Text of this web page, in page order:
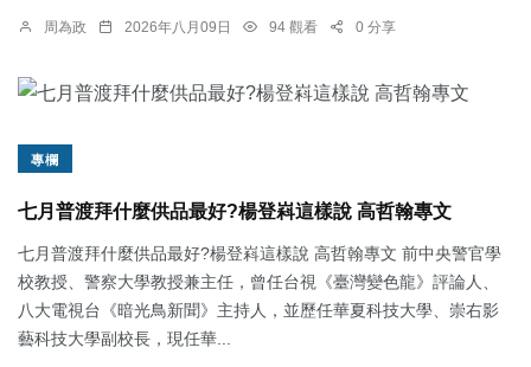
周為政 2026年八月09日 94 觀看 0 分享
專欄
七月普渡拜什麼供品最好?楊登嵙這樣說 高哲翰專文
七月普渡拜什麼供品最好?楊登嵙這樣說 高哲翰專文 前中央警官學
校教授、警察大學教授兼主任，曾任台視《臺灣變色龍》評論人、
八大電視台《暗光鳥新聞》主持人，並歷任華夏科技大學、崇右影
藝科技大學副校長，現任華...